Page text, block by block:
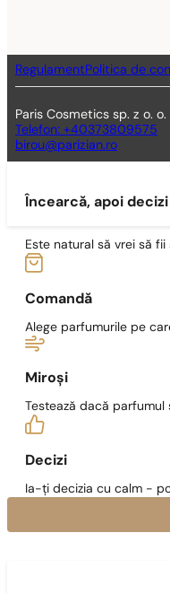
Regulament Politica de
Paris Cosmetics sp. z o. o.
Telefon: +40373809575
birou@parizian.ro
Încearcă, apoi decizi
Este natural să vrei să
Comandă
Alege parfumurile pe
Miroși
Testează dacă
Decizi
Ia-ți decizia cu calm -